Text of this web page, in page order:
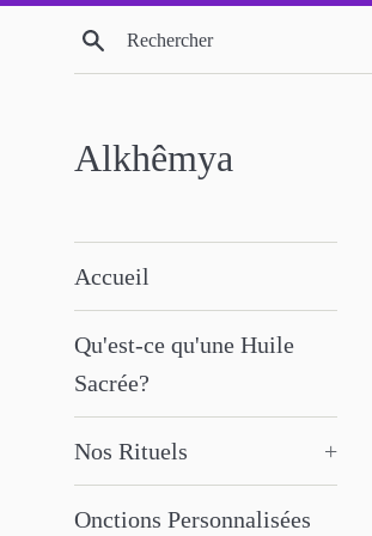
Recherche
Alkhêmya
Accueil
Qu'est-ce qu'une Huile
Sacrée?
Nos Rituels +
Onctions Personnalisées